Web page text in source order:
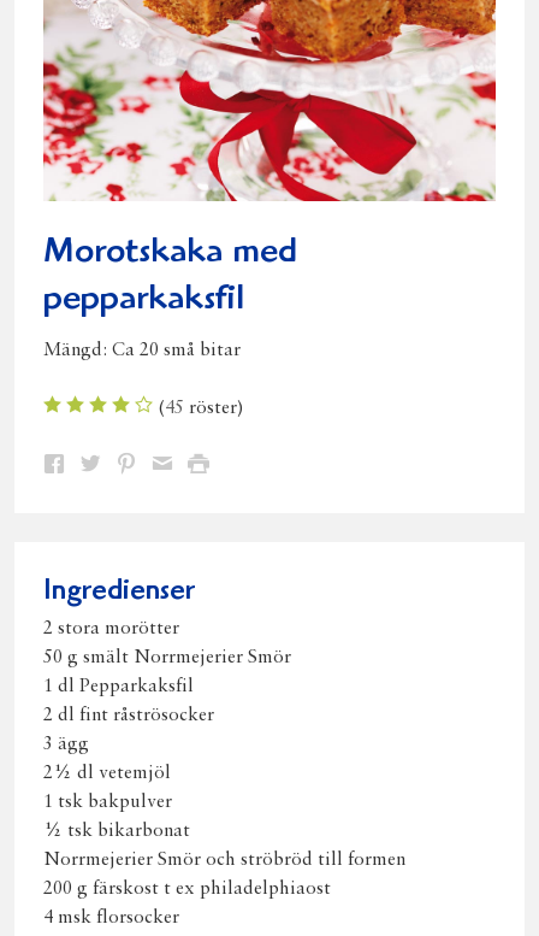
Morotskaka med
pepparkaksfil
Mängd: Ca 20 små bitar
(45 röster)
Dela Dela Dela DelaSkriv
Ingredienser
2 stora morötter
50 g smält Norrmejerier Smör
1 dl Pepparkaksfil
2 dl fint råströsocker
3 ägg
2½ dl vetemjöl
1 tsk bakpulver
½ tsk bikarbonat
Norrmejerier Smör och ströbröd till formen
200 g färskost t ex philadelphiaost
4 msk florsocker